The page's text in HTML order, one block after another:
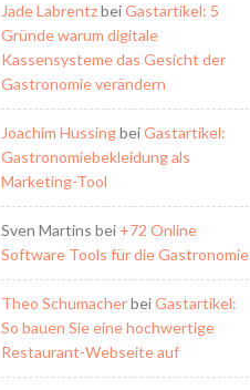
Jade LabrentzbeiGastartikel: 5
Gründe warum digitale
Kassensysteme das Gesicht der
Gastronomie verändern
Joachim HussingbeiGastartikel:
Gastronomiebekleidung als
Marketing-Tool
Sven Martins bei +72 Online
Software Tools für die Gastronomie
Theo SchumacherbeiGastartikel:
So bauen Sie eine hochwertige
Restaurant-Webseite auf